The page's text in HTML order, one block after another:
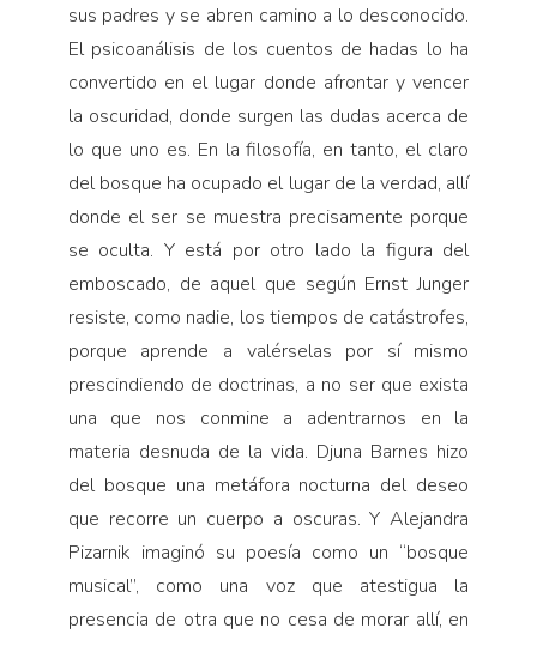
sus padres y se abren camino a lo desconocido.
El psicoanálisis de los cuentos de hadas lo ha
convertido en el lugar donde afrontar y vencer
la oscuridad, donde surgen las dudas acerca de
lo que uno es. En la filosofía, en tanto, el claro
del bosque ha ocupado el lugar de la verdad, allí
donde el ser se muestra precisamente porque
se oculta. Y está por otro lado la figura del
emboscado, de aquel que según Ernst Junger
resiste, como nadie, los tiempos de catástrofes,
porque aprende a valérselas por sí mismo
prescindiendo de doctrinas, a no ser que exista
una que nos conmine a adentrarnos en la
materia desnuda de la vida. Djuna Barnes hizo
del bosque una metáfora nocturna del deseo
que recorre un cuerpo a oscuras. Y Alejandra
Pizarnik imaginó su poesía como un “bosque
musical”, como una voz que atestigua la
presencia de otra que no cesa de morar allí, en